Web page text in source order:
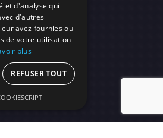
et d'analyse qui
d'autres
avez fournies ou
de votre utilisation
plus
REFUSER TOUT